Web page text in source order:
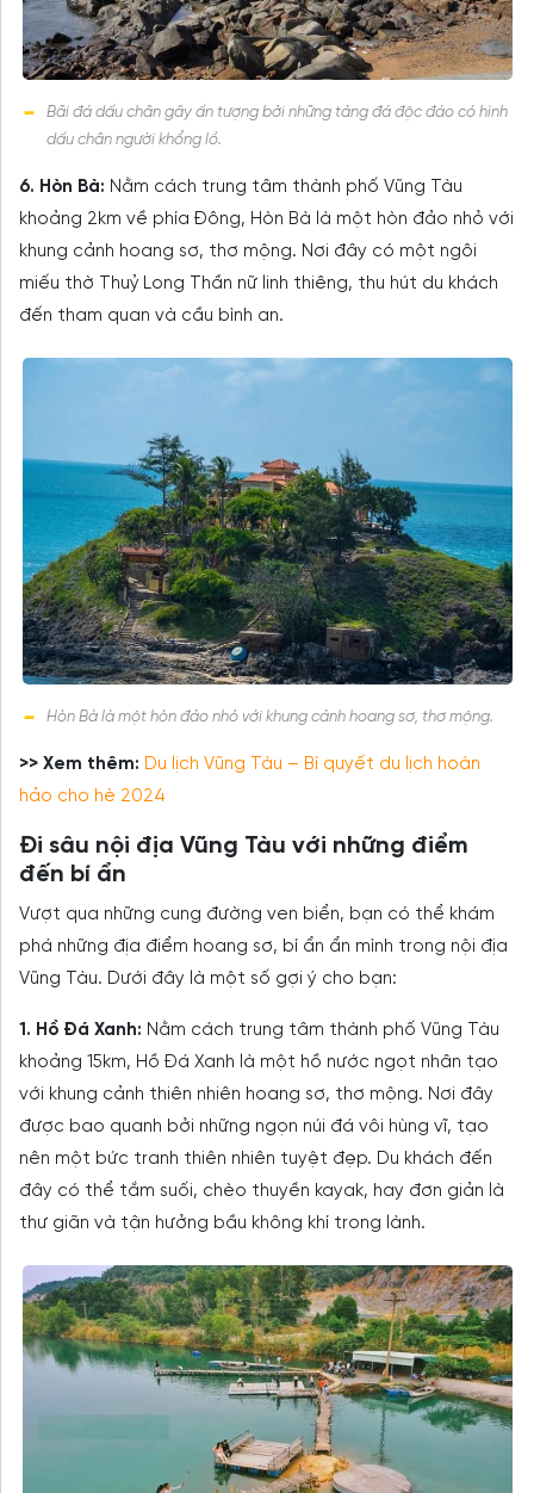
Bãi đá dấu chân gây ấn tượng bởi những tảng đá độc đáo có hình
dấu chân người khổng lồ.
6. Hòn Bà: Nằm cách trung tâm thành phố Vũng Tàu
khoảng 2km về phía Đông, Hòn Bà là một hòn đảo nhỏ với
khung cảnh hoang sơ, thơ mộng. Nơi đây có một ngôi
miếu thờ Thuỷ Long Thần nữ linh thiêng, thu hút du khách
đến tham quan và cầu bình an.
Hòn Bà là một hòn đảo nhỏ với khung cảnh hoang sơ, thơ mộng.
>> Xem thêm: Du lịch Vũng Tàu – Bí quyết du lịch hoàn
hảo cho hè 2024
Đi sâu nội địa Vũng Tàu với những điểm
đến bí ẩn
Vượt qua những cung đường ven biển, bạn có thể khám
phá những địa điểm hoang sơ, bí ẩn ẩn mình trong nội địa
Vũng Tàu. Dưới đây là một số gợi ý cho bạn:
1. Hồ Đá Xanh: Nằm cách trung tâm thành phố Vũng Tàu
khoảng 15km, Hồ Đá Xanh là một hồ nước ngọt nhân tạo
với khung cảnh thiên nhiên hoang sơ, thơ mộng. Nơi đây
được bao quanh bởi những ngọn núi đá vôi hùng vĩ, tạo
nên một bức tranh thiên nhiên tuyệt đẹp. Du khách đến
đây có thể tắm suối, chèo thuyền kayak, hay đơn giản là
thư giãn và tận hưởng bầu không khí trong lành.